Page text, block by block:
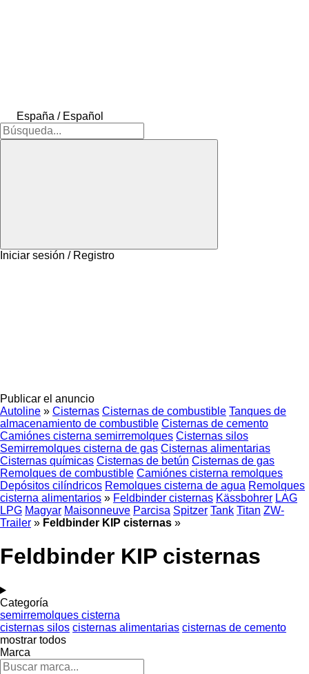
España / Español
Iniciar sesión / Registro
Publicar el anuncio
Autoline » Cisternas Cisternas de combustible Tanques de
almacenamiento de combustible Cisternas de cemento
Camiónes cisterna semirremolques Cisternas silos
Semirremolques cisterna de gas Cisternas alimentarias
Cisternas químicas Cisternas de betún Cisternas de gas
Remolques de combustible Camiónes cisterna remolques
Depósitos cilíndricos Remolques cisterna de agua Remolques
cisterna alimentarios » Feldbinder cisternas Kässbohrer LAG
LPG Magyar Maisonneuve Parcisa Spitzer Tank Titan ZW-
Trailer » Feldbinder KIP cisternas »
Feldbinder KIP cisternas
Categoría
semirremolques cisterna
cisternas silos cisternas alimentarias cisternas de cemento
mostrar todos
Marca